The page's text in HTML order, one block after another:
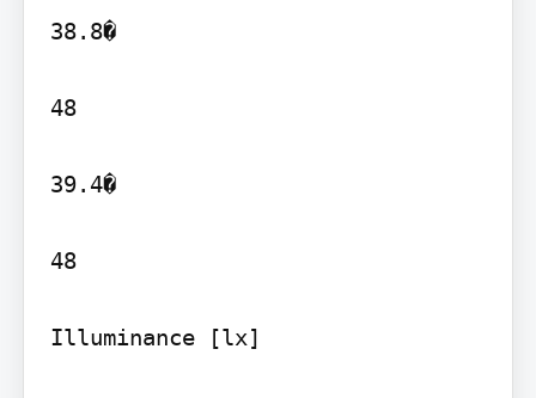
38.8�
48
39.4�
48
Illuminance [lx]